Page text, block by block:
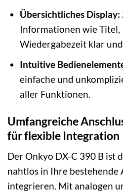
Übersichtliches Display:
Informationen wie
Wiedergabezeit klar und
Intuitive
einfache und
aller Funktionen.
Umfangreiche
für flexible Integration
Der Onkyo DX-C 390 B ist
nahtlos in Ihre bestehende
integrieren. Mit analogen